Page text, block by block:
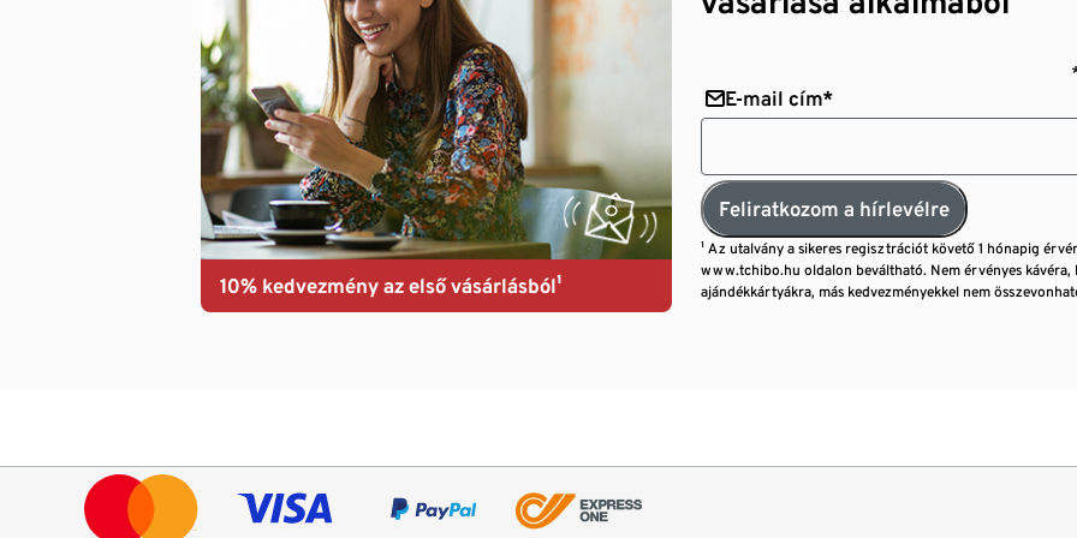
10% kedvezmény az első vásárlásból¹
E-mail cím*
Feliratkozom a hírlevélre
¹ Az utalvány a sikeres regisztrációt követő 1 hónapig
www.tchibo.hu oldalon beváltható. Nem érvényes kávéra,
ajándékkártyákra, más kedvezményekkel nem